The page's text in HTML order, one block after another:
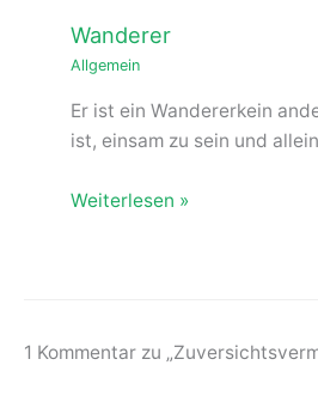
Wanderer
Allgemein
Er ist ein Wandererkein
ist, einsam zu sein und
Weiterlesen »
1 Kommentar zu